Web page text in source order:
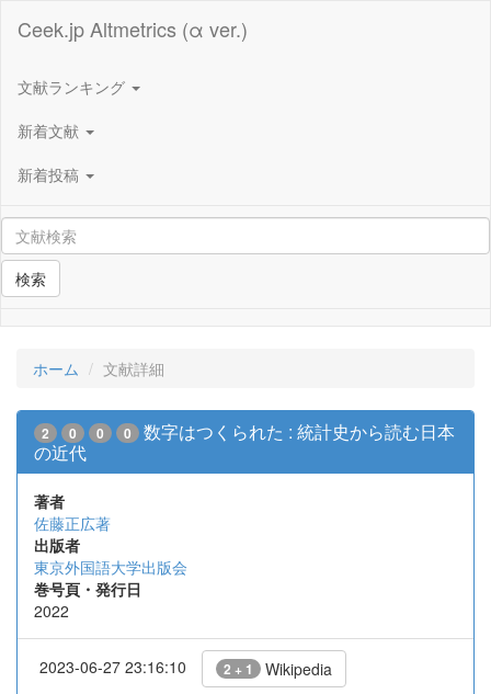
Ceek.jp Altmetrics (α ver.)
文献ランキング
新着文献
新着投稿
検索
ホーム 文献詳細
2 0 0 0
数字はつくられた : 統計史から読む日本
の近代
著者
佐藤正広著
出版者
東京外国語大学出版会
巻号頁・発行日
2022
2023-06-27 23:16:10 2 + 1 Wikipedia